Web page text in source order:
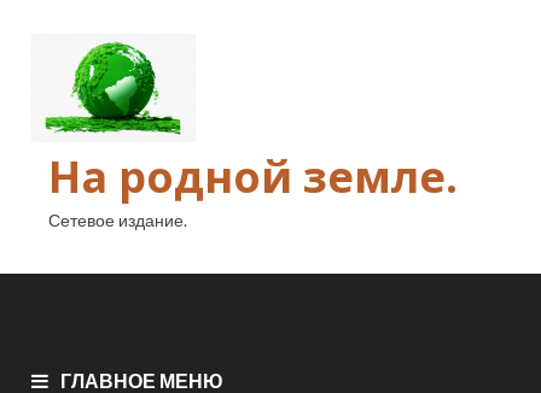
На родной земле.
Сетевое издание.
ГЛАВНОЕ МЕНЮ